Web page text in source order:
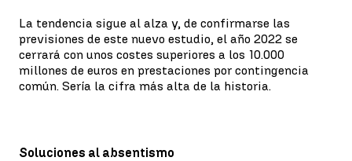
La tendencia sigue al alza y, de confirmarse las
previsiones de este nuevo estudio, el año 2022 se
cerrará con unos costes superiores a los 10.000
millones de euros en prestaciones por contingencia
común. Sería la cifra más alta de la historia.
Soluciones al absentismo